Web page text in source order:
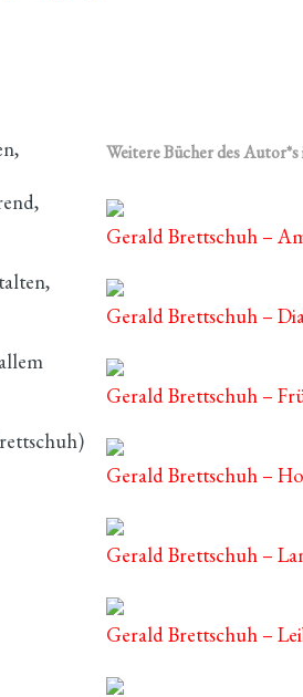
Weitere Bücher des Autor*s
Gerald Brettschuh –
Gerald Brettschuh –
Gerald Brettschuh –
Gerald Brettschuh –
Gerald Brettschuh –
Gerald Brettschuh –